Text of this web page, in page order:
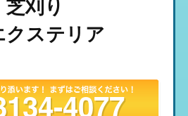
刈り
クステリア
4077